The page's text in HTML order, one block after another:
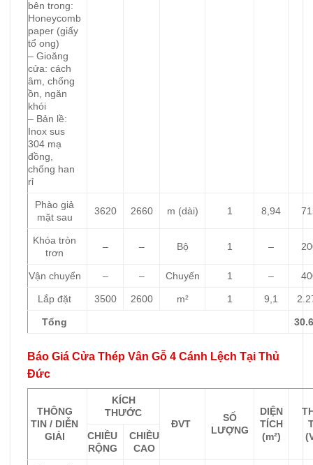
bên trong:
Honeycomb
paper (giấy
tổ ong)
– Gioăng
cửa: cách
âm, chống
ồn, ngăn
khói
– Bản lề:
Inox sus
304 mạ
đồng,
chống han
rỉ
Phào giả
mặt sau
3620 2660 m (dài) 1 8,94
Khóa tròn
trơn
– – Bộ 1 –
Vận chuyển – – Chuyến 1 –
Lắp đặt 3500 2600 m² 1 9,1
Tổng
Báo Giá Cửa Thép Vân Gỗ 4 Cánh Lệch Tại Thủ
Đức
THÔNG
TIN / DIỄN
GIẢI
KÍCH
THƯỚC
ĐVT
SỐ
LƯỢNG
DIỆN
TÍCH
(m²)
CHIỀU
RỘNG
CHIỀU
CAO